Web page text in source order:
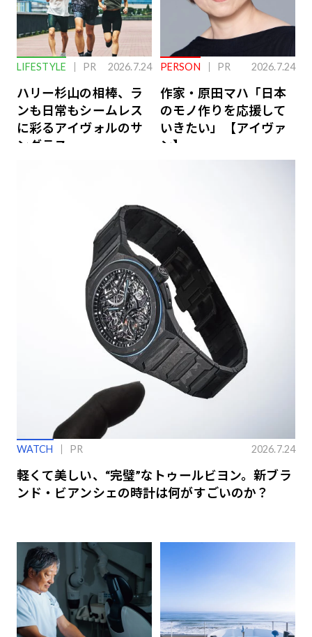
LIFESTYLE PR 2026.7.24
ハリー杉山の相棒、ラ
ンも日常もシームレス
に彩るアイヴォルのサ
ングラス
PERSON PR 2026.7.24
作家・原田マハ「日本
のモノ作りを応援して
いきたい」【アイヴァ
ン】
WATCH PR 2026.7.24
軽くて美しい、“完璧”なトゥールビヨン。新ブラ
ンド・ビアンシェの時計は何がすごいのか？